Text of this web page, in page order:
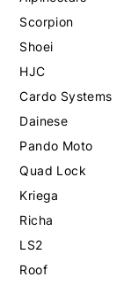
Scorpion
Shoei
HJC
Cardo Systems
Dainese
Pando Moto
Quad Lock
Kriega
Richa
LS2
Roof